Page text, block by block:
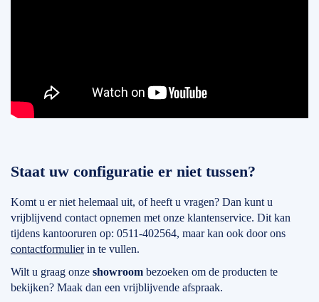
Staat uw configuratie er niet tussen?
Komt u er niet helemaal uit, of heeft u vragen? Dan kunt u
vrijblijvend contact opnemen met onze klantenservice. Dit kan
tijdens kantooruren op: 0511-402564, maar kan ook door ons
contactformulierin te vullen.
Wilt u graag onze showroom bezoeken om de producten te
bekijken? Maak dan een vrijblijvende afspraak.